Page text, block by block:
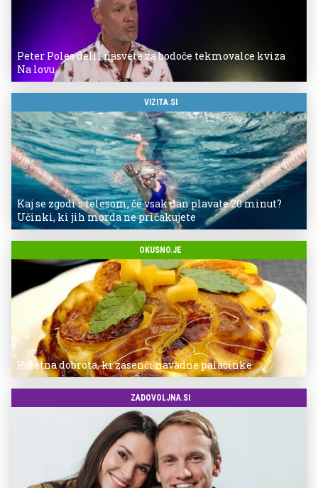
Peter Poles delil nasvete za bodoče tekmovalce kviza
Na lovu
VIZITA.SI
Kaj se zgodi s telesom, če vsak dan plavate 20 minut?
Učinki, ki jih morda ne pričakujete
OKUSNO.JE
Poletna dobrota, ki zasenči navadne palačinke
ZADOVOLJNA.SI